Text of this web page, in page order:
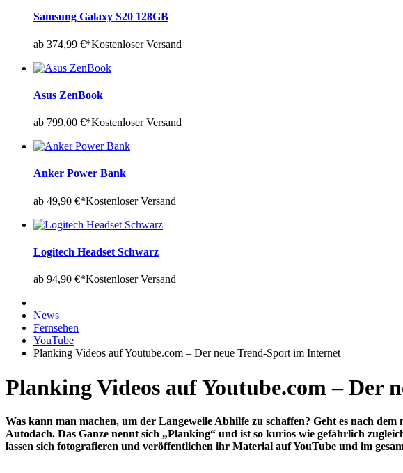
Samsung Galaxy S20 128GB
ab 374,99 €*Kostenloser Versand
Asus ZenBook
ab 799,00 €*Kostenloser Versand
Anker Power Bank
ab 49,90 €*Kostenloser Versand
Logitech Headset Schwarz
ab 94,90 €*Kostenloser Versand
News
Fernsehen
YouTube
Planking Videos auf Youtube.com – Der neue Trend-Sport im Internet
Planking Videos auf Youtube.com – Der
Was kann man machen, um der Langeweile Abhilfe zu schaffen? Geht es nach
Autodach. Das Ganze nennt sich „Planking“ und ist so kurios wie gefährlich
lassen sich fotografieren und veröffentlichen ihr Material auf YouTube und im